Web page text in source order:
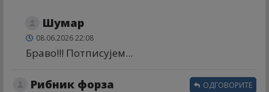
Шумар
08.06.2026 22:08
Браво!!! Потписујем...
Рибник форза ОДГОВОРИТЕ